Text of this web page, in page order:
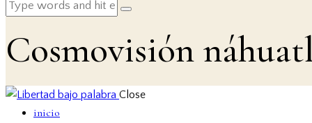
Cosmovisión
Close
inicio